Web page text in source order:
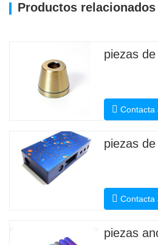
Productos relacionados
piezas
Contacta
Contacta
piezas